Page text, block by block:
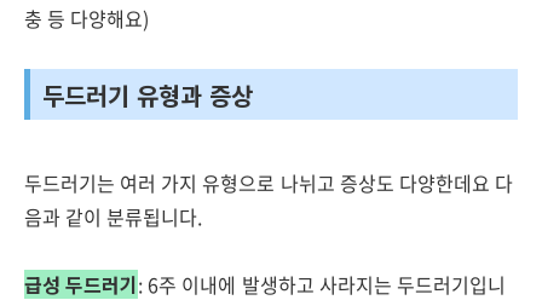
충 등 다양해요)
두드러기 유형과 증상
두드러기는 여러 가지 유형으로 나뉘고 증상도 다양한데요 다
음과 같이 분류됩니다.
급성 두드러기: 6주 이내에 발생하고 사라지는 두드러기입니